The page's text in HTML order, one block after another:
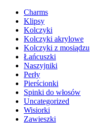
Charms
Klipsy
Kolczyki
Kolczyki akrylowe
Kolczyki z mosiądzu
Łańcuszki
Naszyjniki
Perły
Pierścionki
Spinki do włosów
Uncategorized
Wisiorki
Zawieszki